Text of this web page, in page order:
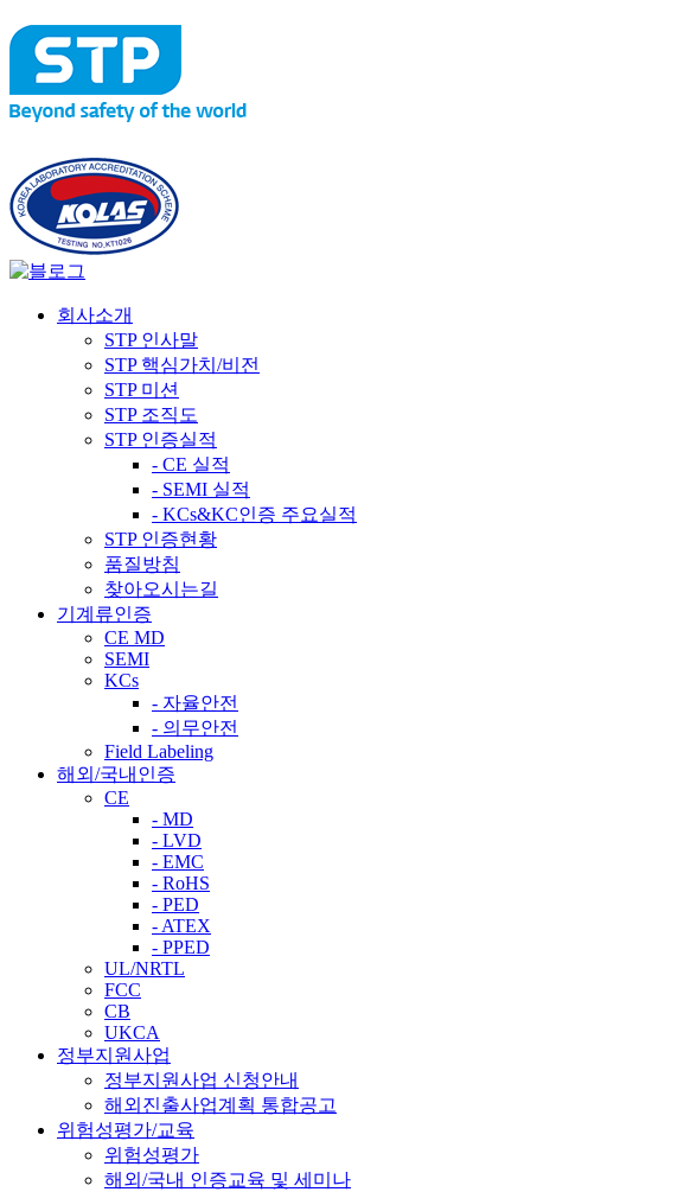
회사소개
STP 인사말
STP 핵심가치/비전
STP 미션
STP 조직도
STP 인증실적
- CE 실적
- SEMI 실적
- KCs&KC인증 주요실적
STP 인증현황
품질방침
찾아오시는길
기계류인증
CE MD
SEMI
KCs
- 자율안전
- 의무안전
Field Labeling
해외/국내인증
CE
- MD
- LVD
- EMC
- RoHS
- PED
- ATEX
- PPED
UL/NRTL
FCC
CB
UKCA
정부지원사업
정부지원사업 신청안내
해외진출사업계획 통합공고
위험성평가/교육
위험성평가
해외/국내 인증교육 및 세미나